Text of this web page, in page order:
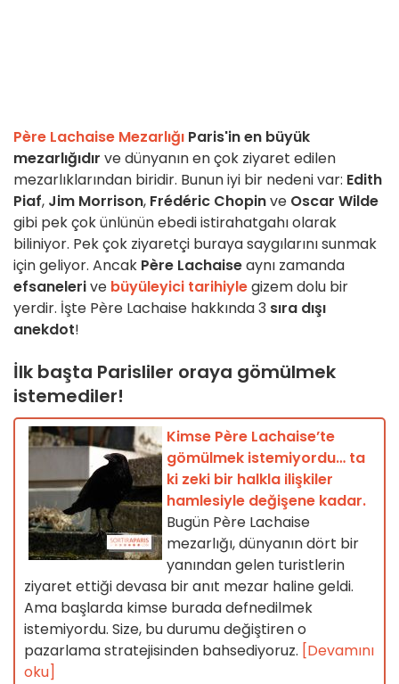
Père Lachaise Mezarlığı Paris'in en büyük
mezarlığıdır ve dünyanın en çok ziyaret edilen
mezarlıklarından biridir. Bunun iyi bir nedeni var: Edith
Piaf, Jim Morrison, Frédéric Chopinve Oscar Wilde
gibi pek çok ünlünün ebedi istirahatgahı olarak
biliniyor. Pek çok ziyaretçi buraya saygılarını sunmak
için geliyor. Ancak Père Lachaiseaynı zamanda
efsanelerive büyüleyici tarihiylegizem dolu bir
yerdir. İşte Père Lachaise hakkında 3 sıra dışı
anekdot!
İlk başta Parisliler oraya gömülmek
istemediler!
Kimse Père Lachaise’te
gömülmek istemiyordu… ta
ki zeki bir halkla ilişkiler
hamlesiyle değişene kadar.
Bugün Père Lachaise
mezarlığı, dünyanın dört bir
yanından gelen turistlerin
ziyaret ettiği devasa bir anıt mezar haline geldi.
Ama başlarda kimse burada defnedilmek
istemiyordu. Size, bu durumu değiştiren o
pazarlama stratejisinden bahsediyoruz. [Devamını
oku]